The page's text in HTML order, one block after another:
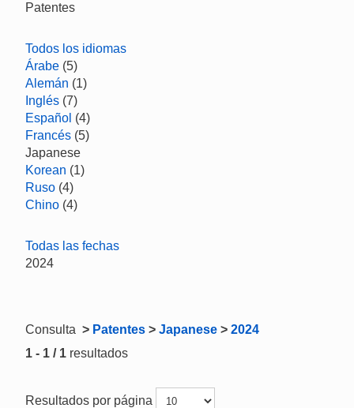
Patentes
Todos los idiomas
Árabe (5)
Alemán (1)
Inglés (7)
Español (4)
Francés (5)
Japanese
Korean (1)
Ruso (4)
Chino (4)
Todas las fechas
2024
Consulta > Patentes > Japanese > 2024
1 - 1 / 1 resultados
Resultados por página